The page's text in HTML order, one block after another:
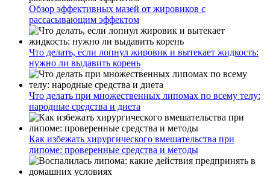
Обзор эффективных мазей от жировиков с
рассасывающим эффектом
Что делать, если лопнул жировик и вытекает жидкость:
нужно ли выдавить корень
Что делать при множественных липомах по всему телу:
народные средства и диета
Как избежать хирургического вмешательства при
липоме: проверенные средства и методы